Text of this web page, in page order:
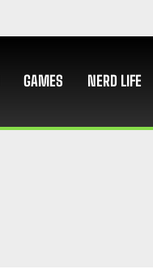
GAMES NERD LIFE